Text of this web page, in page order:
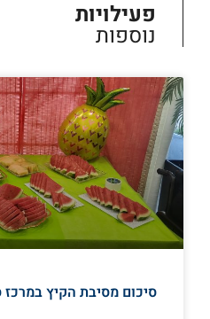
פעילויות
נוספות
סיכום מסיבת הקיץ במרכז